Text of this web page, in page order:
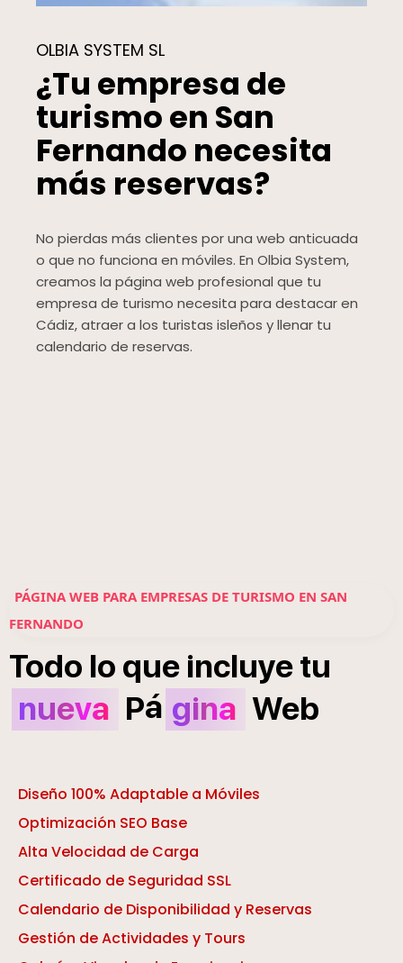
OLBIA SYSTEM SL
¿Tu empresa de
turismo en San
Fernando necesita
más reservas?
No pierdas más clientes por una web anticuada
o que no funciona en móviles. En Olbia System,
creamos la página web profesional que tu
empresa de turismo necesita para destacar en
Cádiz, atraer a los turistas isleños y llenar tu
calendario de reservas.
PÁGINA WEB PARA EMPRESAS DE TURISMO EN SAN
FERNANDO
Todo lo que incluyetu
nueva Pá gina Web
Diseño 100% Adaptable a Móviles
Optimización SEO Base
Alta Velocidad de Carga
Certificado de Seguridad SSL
Calendario de Disponibilidad y Reservas
Gestión de Actividades y Tours